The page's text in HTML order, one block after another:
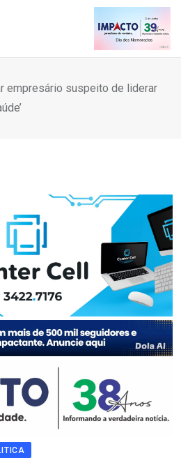
empresário suspeito de liderar